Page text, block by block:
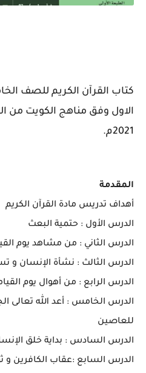
كتاب القرآن الكريم للصف
2021م.
المقدمة
أهداف تدريس مادة القرآن الكريم
الدرس الأول : حتمية البعث
الدرس الثاني : من مشاهد يوم
الدرس الثالث : نشأة الإنسان و
الدرس الرابع : من أهوال يوم
الدرس الخامس : أعد الله تعالى
للعاصين
الدرس السادس : بداية خلق
الدرس السابع :عقاب الكافرين و